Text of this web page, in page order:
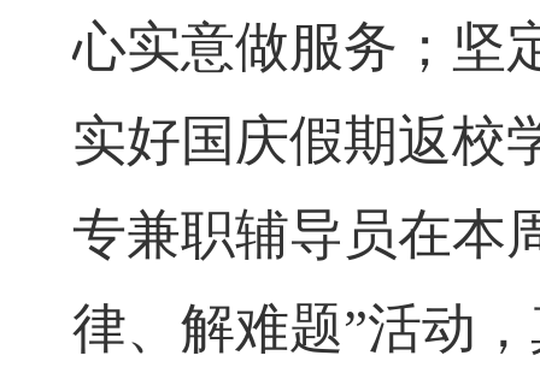
心实意做服务；坚
实好国庆假期返校
专兼职辅导员在本
律、解难题”活动